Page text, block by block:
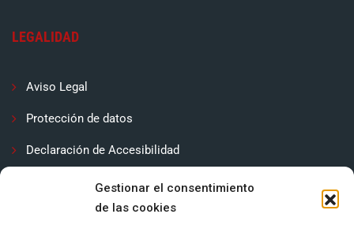
Gestionar el consentimiento
de las cookies
LEGALIDAD
Aviso Legal
Protección de datos
Declaración de Accesibilidad
Política de cookies (UE)